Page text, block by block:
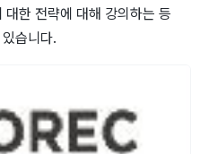
한 전략에 대해 강의하는 등
습니다.